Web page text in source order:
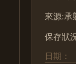
來源:承
保存狀
日期：